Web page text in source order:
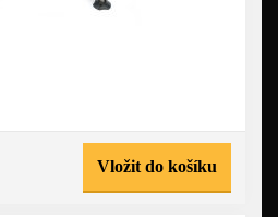
Vložit do košíku